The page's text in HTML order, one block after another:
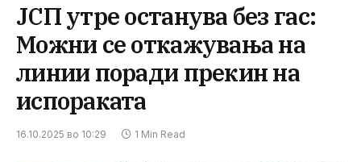
ЈСП утре останува без гас:
Можни се откажувања на
линии поради прекин на
испораката
16.10.2025 во 10:29 1 Min Read